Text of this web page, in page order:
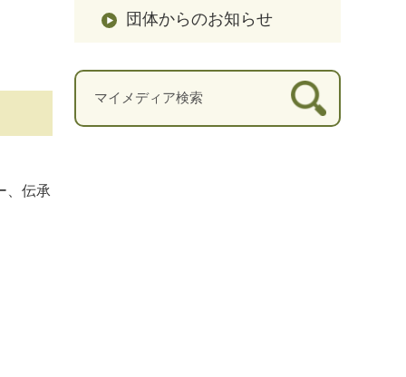
、伝承
団体からのお知らせ